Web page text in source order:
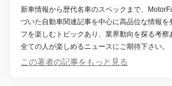
新車情報から歴代名車のスペックまで、
づいた自動車関連記事を中心に高品位な情報を
フを楽しむトピックあり、業界動向を探る考察
全ての人が楽しめるニュースにご期待下さい。
この著者の記事をもっと見る